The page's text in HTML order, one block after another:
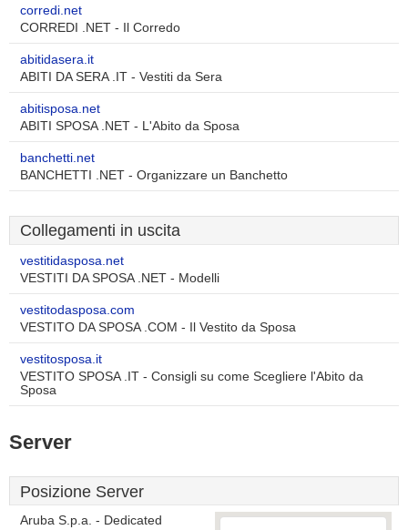
corredi.net
CORREDI .NET - Il Corredo
abitidasera.it
ABITI DA SERA .IT - Vestiti da Sera
abitisposa.net
ABITI SPOSA .NET - L'Abito da Sposa
banchetti.net
BANCHETTI .NET - Organizzare un Banchetto
Collegamenti in uscita
vestitidasposa.net
VESTITI DA SPOSA .NET - Modelli
vestitodasposa.com
VESTITO DA SPOSA .COM - Il Vestito da Sposa
vestitosposa.it
VESTITO SPOSA .IT - Consigli su come Scegliere l'Abito da
Sposa
Server
Posizione Server
Aruba S.p.a. - Dedicated